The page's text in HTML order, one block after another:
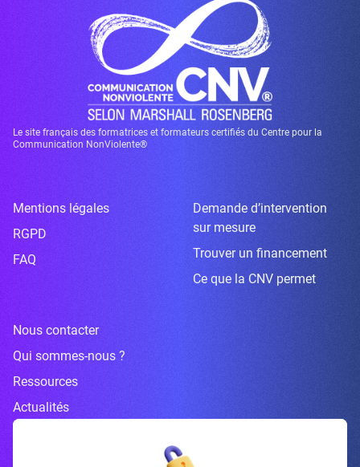
Le site français des formatrices et formateurs certifiés du Centre pour la
Communication NonViolente®
Mentions légales
RGPD
FAQ
Demande d’intervention
sur mesure
Trouver un financement
Ce que la CNV permet
Nous contacter
Qui sommes-nous ?
Ressources
Actualités
Inscrivez-vous à la newsletter